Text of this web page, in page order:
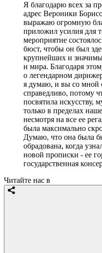
Я благодарю всех за
адрес Вероники
выражаю огромную
приложил усилия для
мероприятие
бюст, чтобы он был
крупнейших и
и мира. Благодаря
о легендарном
я думаю, и вы со мной
справедливо, потому
посвятила искусству,
только в пределах
несмотря на все ее
была максимально
Думаю, что она была
обрадована, когда
новой прописки - ее
государственная
Читайте нас в